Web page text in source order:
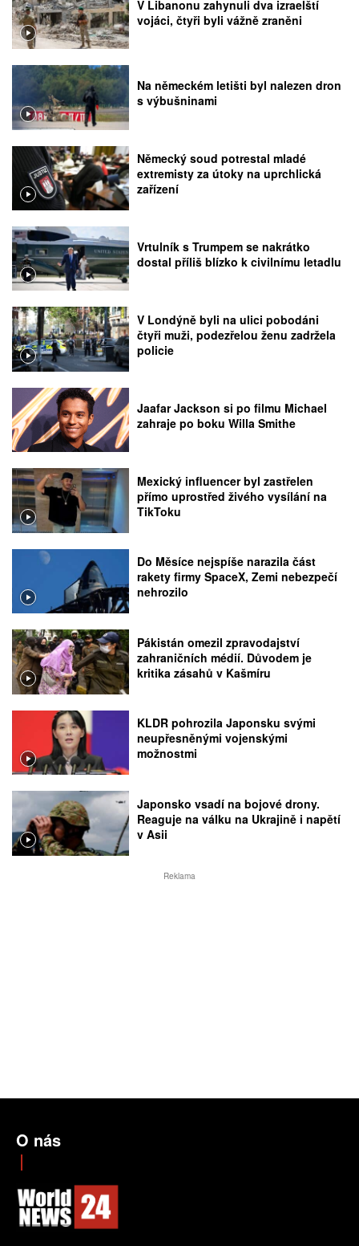
V Libanonu zahynuli dva izraelští
vojáci, čtyři byli vážně zraněni
Na německém letišti byl nalezen dron
s výbušninami
Německý soud potrestal mladé
extremisty za útoky na uprchlická
zařízení
Vrtulník s Trumpem se nakrátko
dostal příliš blízko k civilnímu letadlu
V Londýně byli na ulici pobodáni
čtyři muži, podezřelou ženu zadržela
policie
Jaafar Jackson si po filmu Michael
zahraje po boku Willa Smithe
Mexický influencer byl zastřelen
přímo uprostřed živého vysílání na
TikToku
Do Měsíce nejspíše narazila část
rakety firmy SpaceX, Zemi nebezpečí
nehrozilo
Pákistán omezil zpravodajství
zahraničních médií. Důvodem je
kritika zásahů v Kašmíru
KLDR pohrozila Japonsku svými
neupřesněnými vojenskými
možnostmi
Japonsko vsadí na bojové drony.
Reaguje na válku na Ukrajině i napětí
v Asii
Reklama
O nás